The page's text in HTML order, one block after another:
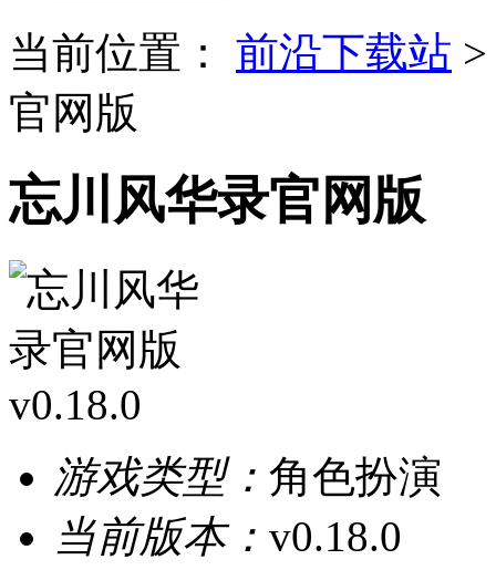
当前位置：
前沿下载站
官网版
忘川风华录官网版
游戏类型： 角色扮演
当前版本： v0.18.0